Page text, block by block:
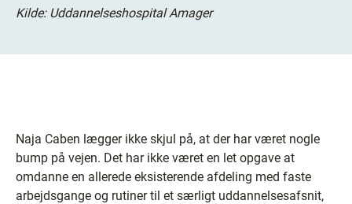
Kilde: Uddannelseshospital Amager
Naja Caben lægger ikke skjul på, at der har været nogle
bump på vejen. Det har ikke været en let opgave at
omdanne en allerede eksisterende afdeling med faste
arbejdsgange og rutiner til et særligt uddannelsesafsnit,